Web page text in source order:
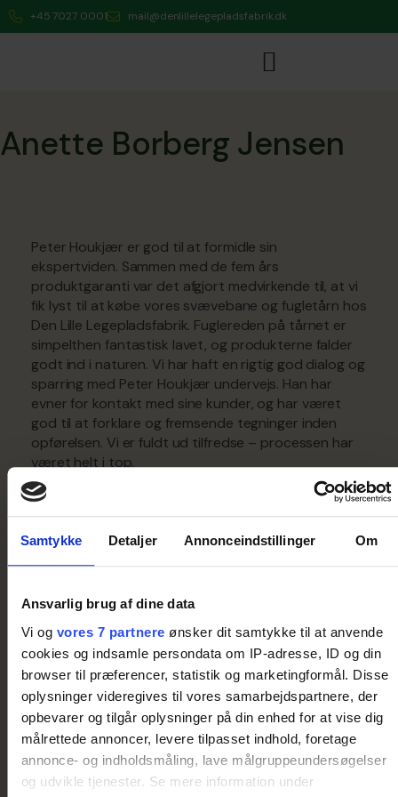
Samtykke Detaljer Annonceindstillinger Om
Ansvarlig brug af dine data
Vi og vores 7 partnere ønsker dit samtykke til at anvende
cookies og indsamle persondata om IP-adresse, ID og din
browser til præferencer, statistik og marketingformål. Disse
oplysninger videregives til vores samarbejdspartnere, der
opbevarer og tilgår oplysninger på din enhed for at vise dig
målrettede annoncer, levere tilpasset indhold, foretage
annonce- og indholdsmåling, lave målgruppeundersøgelser
og udvikle tjenester. Se mere information under
+45 7027 0001 mail@denlillelegepladsfabrik.dk
Anette Borberg Jensen
Peter Houkjær er god til at formidle sin
ekspertviden. Sammen med de fem års
produktgaranti var det afgjort medvirkende til, at vi
fik lyst til at købe vores svævebane og fugletårn hos
Den Lille Legepladsfabrik. Fuglereden på tårnet er
simpelthen fantastisk lavet, og produkterne falder
godt ind i naturen. Vi har haft en rigtig god dialog og
sparring med Peter Houkjær undervejs. Han har
evner for kontakt med sine kunder, og har været
god til at forklare og fremsende tegninger inden
opførelsen. Vi er fuldt ud tilfredse – processen har
været helt i top.